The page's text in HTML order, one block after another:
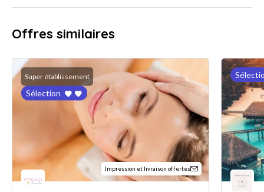
Offres similaires
Super établissement
Sélection
Impression et livraison offertes